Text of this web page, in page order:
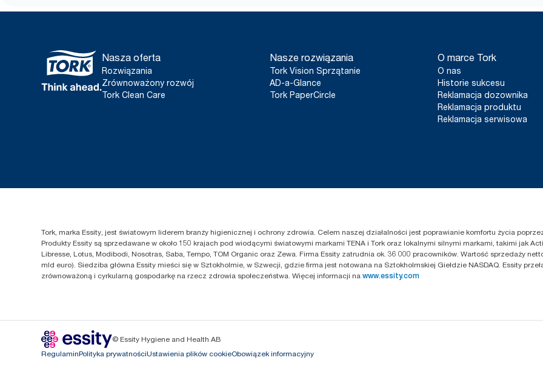
Nasza oferta
Rozwiązania
Zrównoważony rozwój
Tork Clean Care
Nasze rozwiązania
Tork Vision Sprzątanie
AD-a-Glance
Tork PaperCircle
O marce Tork
O nas
Historie sukcesu
Reklamacja dozownika
Reklamacja produktu
Reklamacja serwisowa
Tork, marka Essity, jest światowym liderem branży higienicznej i ochrony zdrowia. Celem naszej działalności jest poprawianie komfortu życia
Produkty Essity są sprzedawane w około 150 krajach pod wiodącymi światowymi markami TENA i Tork oraz lokalnymi silnymi markami, takimi jak
Libresse, Lotus, Modibodi, Nosotras, Saba, Tempo, TOM Organic oraz Zewa. Firma Essity zatrudnia ok. 36 000 pracowników. Wartość sprzedaży
mld euro). Siedziba główna Essity mieści się w Sztokholmie, w Szwecji, gdzie firma jest notowana na Sztokholmskiej Giełdzie NASDAQ. Essity
zrównoważoną i cyrkularną gospodarkę na rzecz zdrowia społeczeństwa. Więcej informacji na www.essity.com
© Essity Hygiene and Health AB
RegulaminPolityka prywatnościUstawienia plików cookieObowiązek informacyjny